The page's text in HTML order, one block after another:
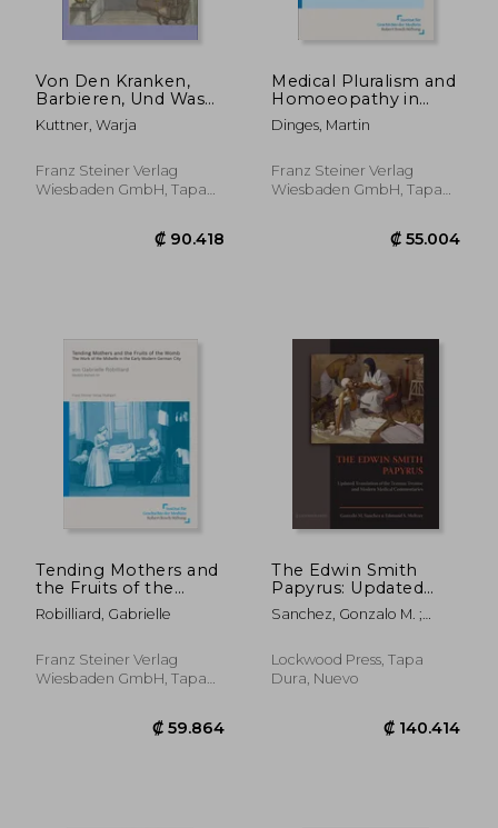
₡ 35.911 ₡
Von Den Kranken,
Barbieren, Und Was
Da Weiter Zugehort:
Medikale
Niederlandischen
Ostindienkompanie
Kuttner, Warja
Franz Steiner Verlag
Wiesbaden GmbH, Tapa
Medical Pluralism and
Homoeopathy in
India and Germany
(1810-2010): A
Practices (en Inglés)
Dinges, Martin
Franz Steiner Verlag
Wiesbaden GmbH, Tapa
Tending Mothers and
the Fruits of the
Womb: The Work of
the Midwife in the
German City (en
Inglés)
Robilliard, Gabrielle
Franz Steiner Verlag
Wiesbaden GmbH, Tapa
The Edwin Smith
Papyrus: Updated
Translation of the
Trauma Treatise and
Commentaries (en
Inglés)
Sanchez, Gonzalo M. ;
Lockwood Press, Tapa
Dura, Nuevo